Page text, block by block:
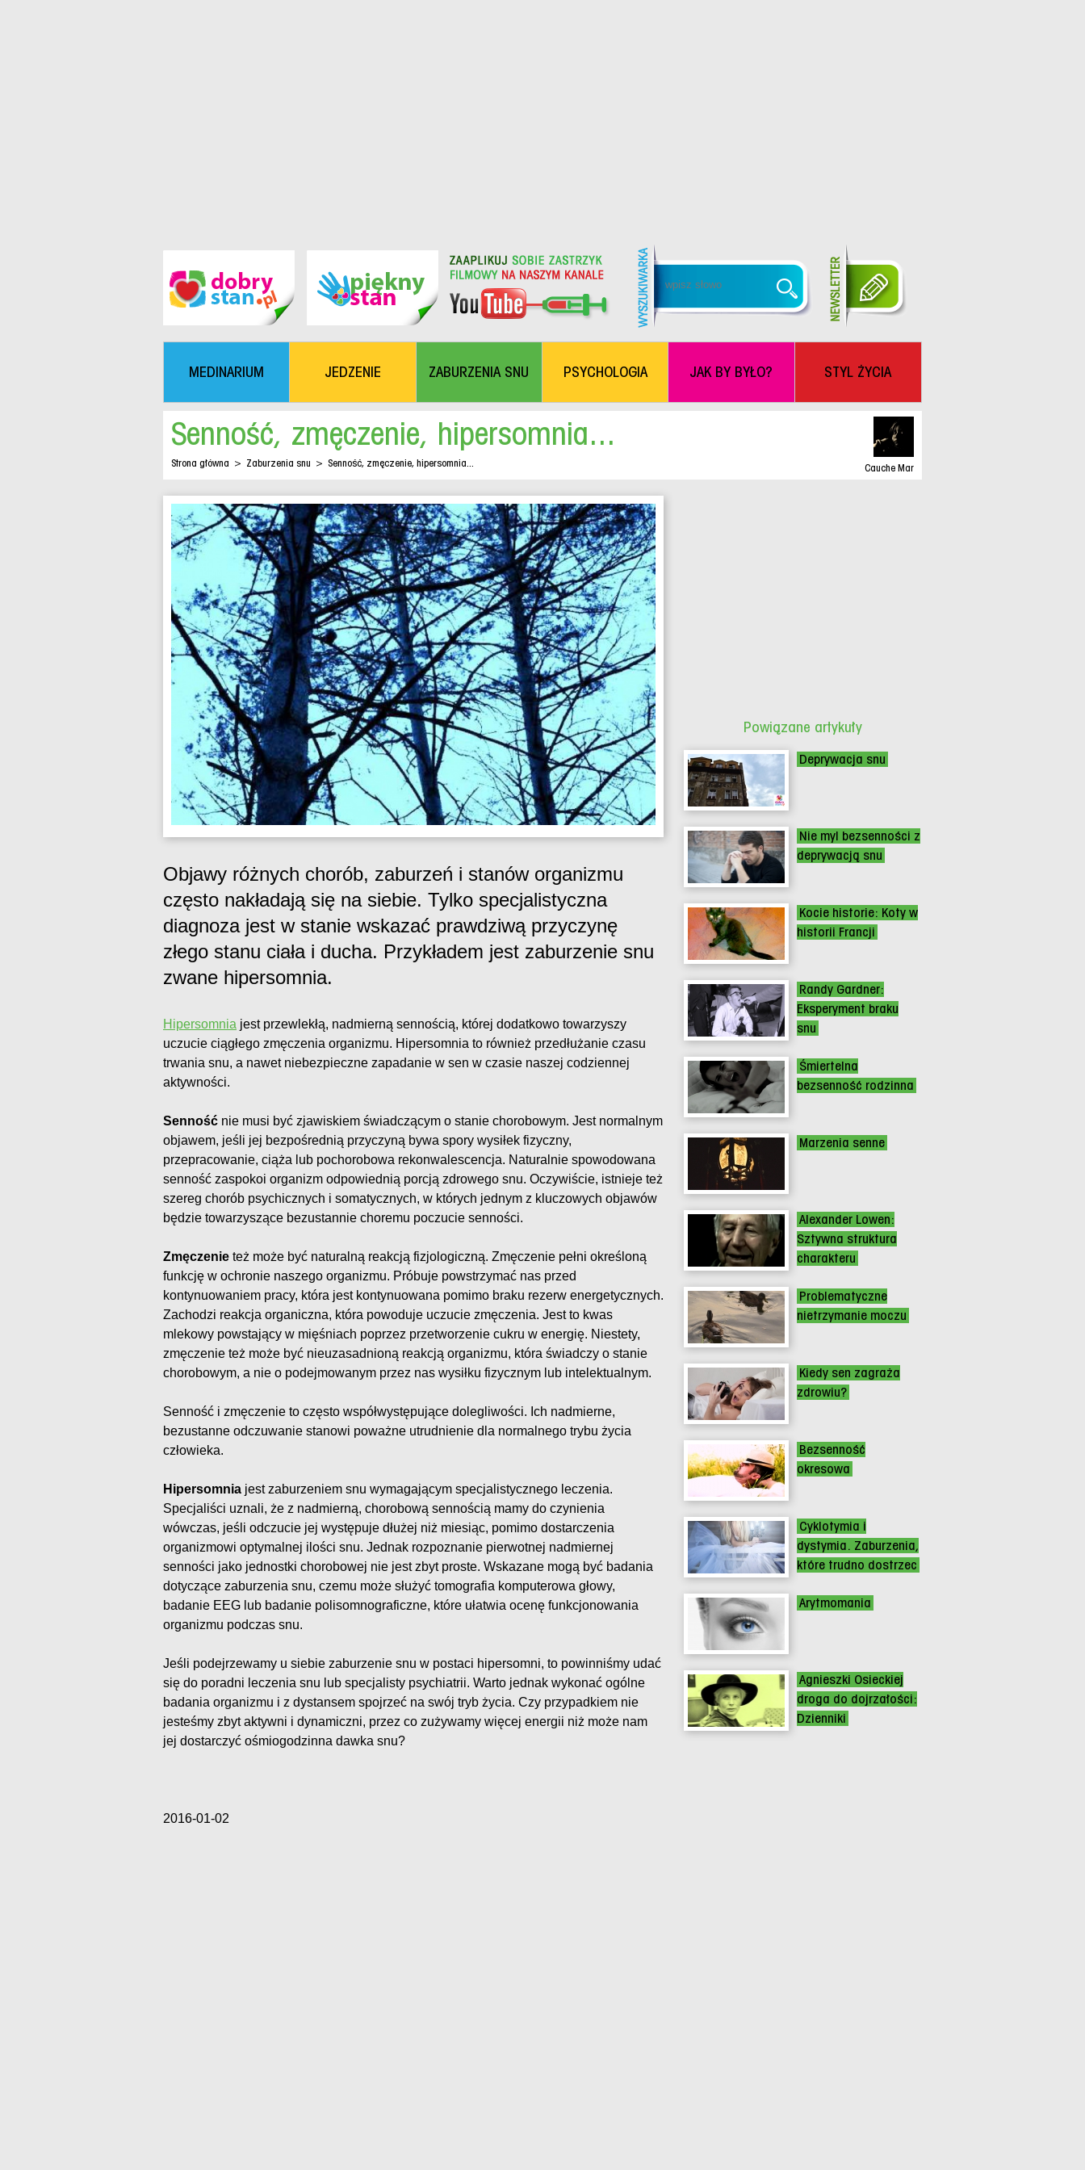
MEDINARIUM JEDZENIE ZABURZENIA SNU PSYCHOLOGIA JAK BY BYŁO? STYL ŻYCIA
Cauche Mar
Senność, zmęczenie, hipersomnia...
Strona główna > Zaburzenia snu > Senność, zmęczenie, hipersomnia...
Objawy różnych chorób, zaburzeń i stanów organizmu
często nakładają się na siebie. Tylko specjalistyczna
diagnoza jest w stanie wskazać prawdziwą przyczynę
złego stanu ciała i ducha. Przykładem jest zaburzenie snu
zwane hipersomnia.
Hipersomnia jest przewlekłą, nadmierną sennością, której dodatkowo towarzyszy
uczucie ciągłego zmęczenia organizmu. Hipersomnia to również przedłużanie czasu
trwania snu, a nawet niebezpieczne zapadanie w sen w czasie naszej codziennej
aktywności.
Senność nie musi być zjawiskiem świadczącym o stanie chorobowym. Jest normalnym
objawem, jeśli jej bezpośrednią przyczyną bywa spory wysiłek fizyczny,
przepracowanie, ciąża lub pochorobowa rekonwalescencja. Naturalnie spowodowana
senność zaspokoi organizm odpowiednią porcją zdrowego snu. Oczywiście, istnieje też
szereg chorób psychicznych i somatycznych, w których jednym z kluczowych objawów
będzie towarzyszące bezustannie choremu poczucie senności.
Zmęczenie też może być naturalną reakcją fizjologiczną. Zmęczenie pełni określoną
funkcję w ochronie naszego organizmu. Próbuje powstrzymać nas przed
kontynuowaniem pracy, która jest kontynuowana pomimo braku rezerw energetycznych.
Zachodzi reakcja organiczna, która powoduje uczucie zmęczenia. Jest to kwas
mlekowy powstający w mięśniach poprzez przetworzenie cukru w energię. Niestety,
zmęczenie też może być nieuzasadnioną reakcją organizmu, która świadczy o stanie
chorobowym, a nie o podejmowanym przez nas wysiłku fizycznym lub intelektualnym.
Senność i zmęczenie to często współwystępujące dolegliwości. Ich nadmierne,
bezustanne odczuwanie stanowi poważne utrudnienie dla normalnego trybu życia
człowieka.
Hipersomnia jest zaburzeniem snu wymagającym specjalistycznego leczenia.
Specjaliści uznali, że z nadmierną, chorobową sennością mamy do czynienia
wówczas, jeśli odczucie jej występuje dłużej niż miesiąc, pomimo dostarczenia
organizmowi optymalnej ilości snu. Jednak rozpoznanie pierwotnej nadmiernej
senności jako jednostki chorobowej nie jest zbyt proste. Wskazane mogą być badania
dotyczące zaburzenia snu, czemu może służyć tomografia komputerowa głowy,
badanie EEG lub badanie polisomnograficzne, które ułatwia ocenę funkcjonowania
organizmu podczas snu.
Jeśli podejrzewamy u siebie zaburzenie snu w postaci hipersomni, to powinniśmy udać
się do poradni leczenia snu lub specjalisty psychiatrii. Warto jednak wykonać ogólne
badania organizmu i z dystansem spojrzeć na swój tryb życia. Czy przypadkiem nie
jesteśmy zbyt aktywni i dynamiczni, przez co zużywamy więcej energii niż może nam
jej dostarczyć ośmiogodzinna dawka snu?
2016-01-02
Powiązane artykuły
Deprywacja snu
Nie myl bezsenności z
deprywacją snu
Kocie historie: Koty w
historii Francji
Randy Gardner:
Eksperyment braku
snu
Śmiertelna
bezsenność rodzinna
Marzenia senne
Alexander Lowen:
Sztywna struktura
charakteru
Problematyczne
nietrzymanie moczu
Kiedy sen zagraża
zdrowiu?
Bezsenność
okresowa
Cyklotymia i
dystymia. Zaburzenia,
które trudno dostrzec
Arytmomania
Agnieszki Osieckiej
droga do dojrzałości:
Dzienniki